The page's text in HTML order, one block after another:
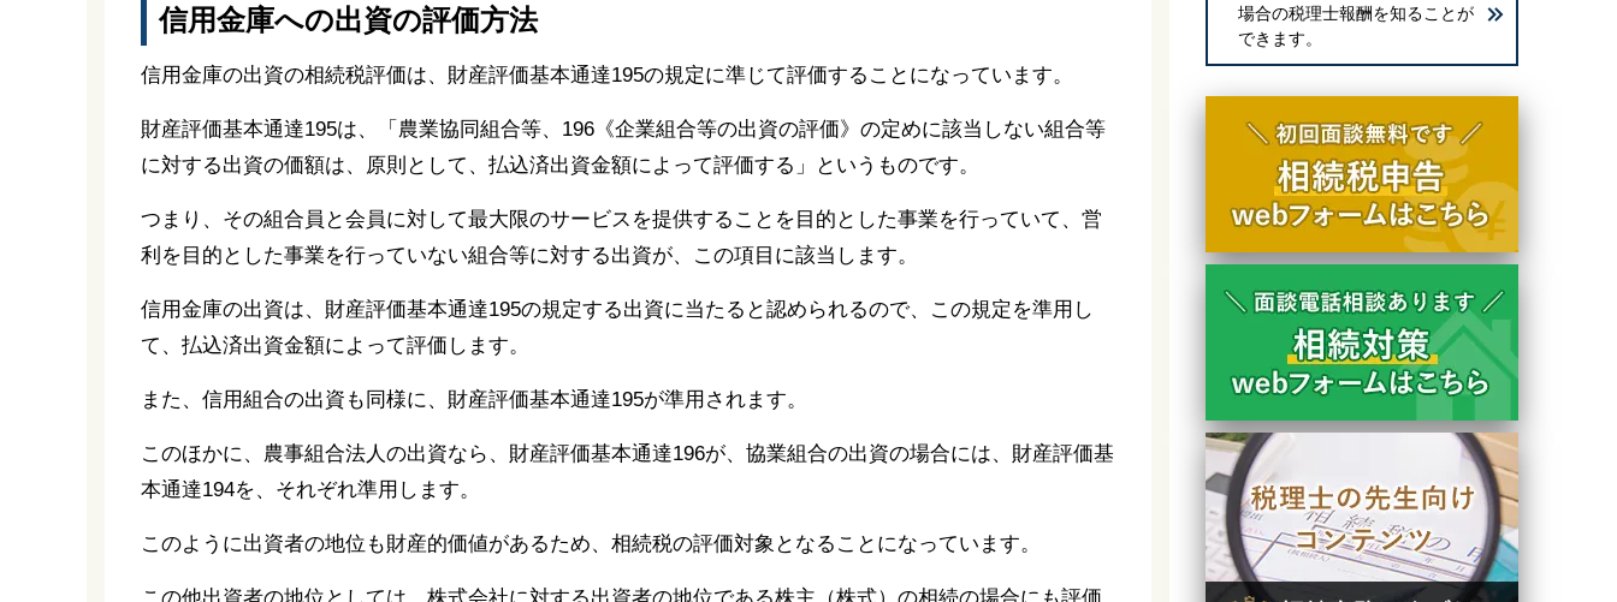
信用金庫への出資の評価方法
信用金庫の出資の相続税評価は、財産評価基本通達195の規定に準じて評価することになっています。
財産評価基本通達195は、「農業協同組合等、196《企業組合等の出資の評価》の定めに該当しない組合等
に対する出資の価額は、原則として、払込済出資金額によって評価する」というものです。
つまり、その組合員と会員に対して最大限のサービスを提供することを目的とした事業を行っていて、営
利を目的とした事業を行っていない組合等に対する出資が、この項目に該当します。
信用金庫の出資は、財産評価基本通達195の規定する出資に当たると認められるので、この規定を準用し
て、払込済出資金額によって評価します。
また、信用組合の出資も同様に、財産評価基本通達195が準用されます。
このほかに、農事組合法人の出資なら、財産評価基本通達196が、協業組合の出資の場合には、財産評価基
本通達194を、それぞれ準用します。
このように出資者の地位も財産的価値があるため、相続税の評価対象となることになっています。
場合の税理士報酬を知ることが
できます。